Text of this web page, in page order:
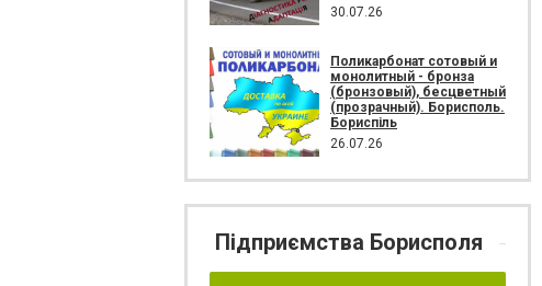
30.07.26
Поликарбонат сотовый и
монолитный - бронза
(бронзовый), бесцветный
(прозрачный). Борисполь.
Бориспіль
26.07.26
Підприємства Борисполя